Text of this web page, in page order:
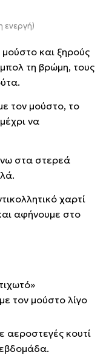
ενεργή)
μούστο και ξηρούς
τη βρώμη, τους
τον μούστο, το
να
στα στερεά
χαρτί
αφήνουμε στο
τον μούστο λίγο
αεροστεγές κουτί